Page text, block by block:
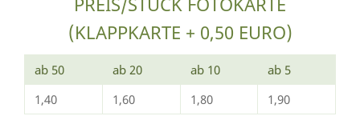
(KLAPPKARTE + 0,50 EURO)
ab 50 ab 20 ab 10
ab 5
1,40
1,60 1,80 1,90